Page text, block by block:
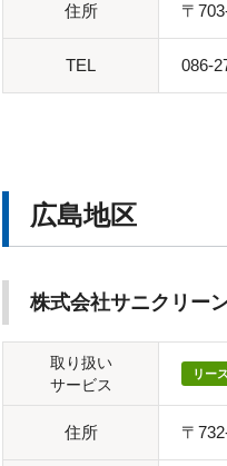
住所 〒
TEL 086-
広島地区
株式会社サニクリー
取り扱い
サービス
リース
住所 〒